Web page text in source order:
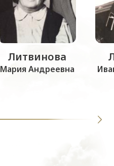
Литвинова
Мария Андреевна